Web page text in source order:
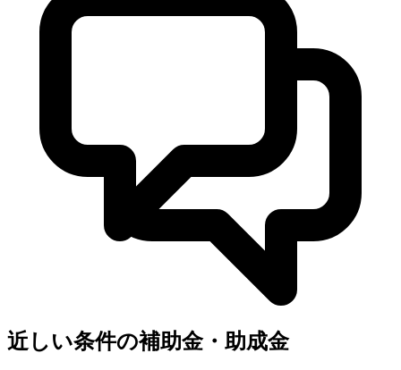
近しい条件の補助金・助成金